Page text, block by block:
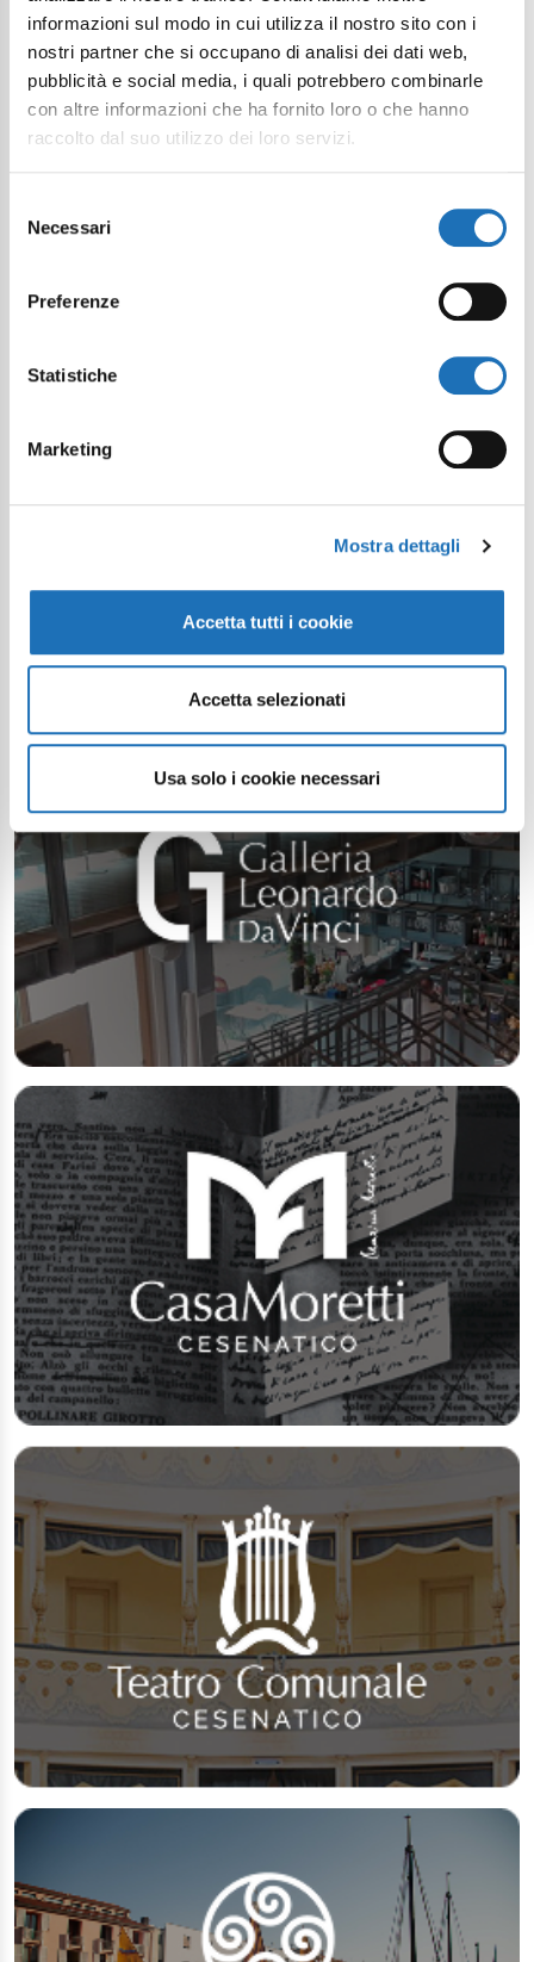
informazioni sul modo in cui utilizza il nostro sito con i
nostri partner che si occupano di analisi dei dati web,
pubblicità e social media, i quali potrebbero combinarle
con altre informazioni che ha fornito loro o che hanno
raccolto dal suo utilizzo dei loro servizi.
delNecessari
Preferenze
Statistiche
Marketing
Mostra dettagli
Accetta tutti i cookie
Accetta selezionati
Usa solo i cookie necessari
Continua a esplorare
Il tuo viaggio digitale dentro Cesenatico